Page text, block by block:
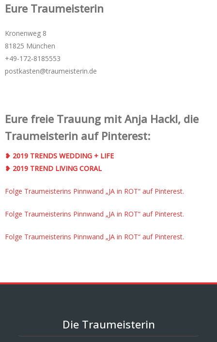
Eure Traumeisterin
Kronenweg 8
81825 München
+49-172-­8185553
postkasten@traumeisterin.de
Eure freie Trauung mit Anja Hackl, die
Traumeisterin auf Pinterest:
❥ 2019 TRENDS WEDDING + LIFE
❥ 2019 TREND LIVING CORAL
Folge Traumeisterins Pinnwand „JA in ROT“ auf Pinterest.
Folge Traumeisterins Pinnwand „JA in ROT“ auf Pinterest.
Folge Traumeisterins Pinnwand „JA in ROT“ auf Pinterest.
Die Traumeisterin